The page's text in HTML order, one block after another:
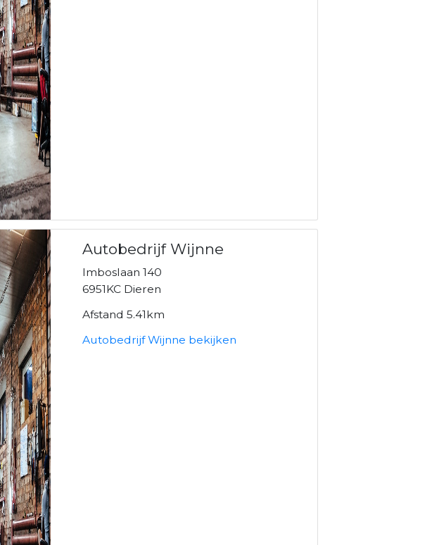
Autobedrijf Wijnne
Imboslaan 140
6951KC Dieren
Afstand 5.41km
Autobedrijf Wijnne bekijken